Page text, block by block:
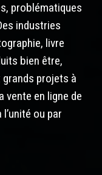
problématiques
industries
livre
bien être,
projets à
vente en ligne de
ou par